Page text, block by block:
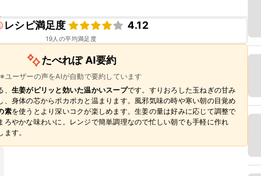
レシピ満足度
4.12
19人の平均満足度
たべれぽ AI要約
※ユーザーの声をAIが自動で要約しています
生姜がピリッと効いた温かいスープです。すりおろした玉ねぎの甘み
、身体の芯からポカポカと温まります。風邪気味の時や寒い朝の目覚め
素を使うとより深いコクが楽しめます。生姜の量は好みに応じて調整で
ろやかな味わいに。レンジで簡単調理なので忙しい朝でも手軽に作れ
す。